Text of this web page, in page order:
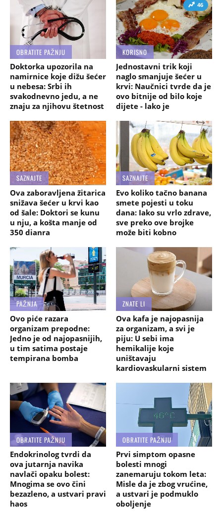
OBRATITE PAŽNJU
Doktorka upozorila na
namirnice koje dižu šećer
u nebesa: Srbi ih
svakodnevno jedu, a ne
znaju za njihovu štetnost
46
KORISNO
Jednostavni trik koji
naglo smanjuje šećer u
krvi: Naučnici tvrde da je
ovo bitnije od bilo koje
dijete - lako je
SAZNAJTE
Ova zaboravljena žitarica
snižava šećer u krvi kao
od šale: Doktori se kunu
u nju, a košta manje od
350 dianra
SAZNAJTE
Evo koliko tačno banana
smete pojesti u toku
dana: Iako su vrlo zdrave,
sve preko ove brojke
može biti kobno
PAŽNJA
Ovo piće razara
organizam prepodne:
Jedno je od najopasnijih,
u tim satima postaje
tempirana bomba
ZNATE LI
Ova kafa je najopasnija
za organizam, a svi je
piju: U sebi ima
hemikalije koje
uništavaju
kardiovaskularni sistem
OBRATITE PAŽNJU
Endokrinolog tvrdi da
ova jutarnja navika
navlači opaku bolest:
Mnogima se ovo čini
bezazleno, a ustvari pravi
haos
OBRATITE PAŽNJU
Prvi simptom opasne
bolesti mnogi
zanemaruju tokom leta:
Misle da je zbog vrućine,
a ustvari je podmuklo
oboljenje